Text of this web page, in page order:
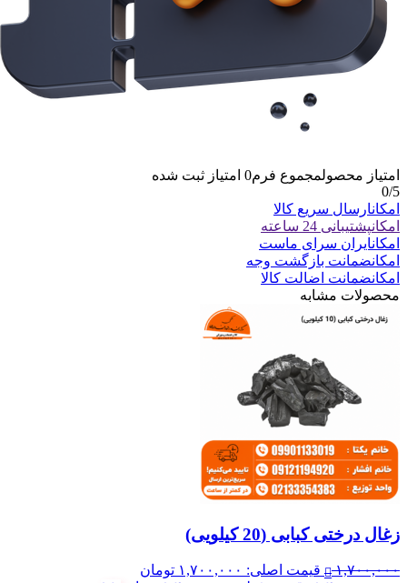
امتیاز محصولمجموع فرم0 امتیاز ثبت شده
0/5
امکانارسال سریع کالا
امکانپشتیبانی 24 ساعته
امکانایران سرای ماست
امکانضمانت بازگشت وجه
امکانضمانت اضالت کالا
محصولات مشابه
زغال درختی کبابی (20 کیلویی)
۱,۷۰۰,۰۰۰
قیمت اصلی: ۱,۷۰۰,۰۰۰ تومان